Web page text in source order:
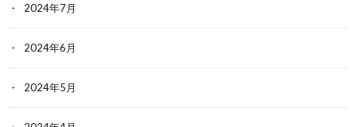
2024年7月
2024年6月
2024年5月